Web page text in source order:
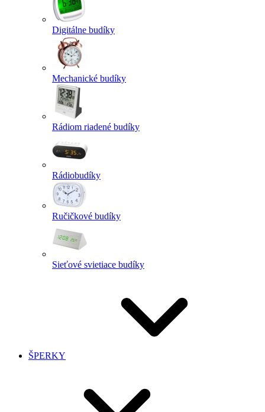
Digitálne budíky
Mechanické budíky
Rádiom riadené budíky
Rádiobudíky
Ručičkové budíky
Sieťové svietiace budíky
ŠPERKY